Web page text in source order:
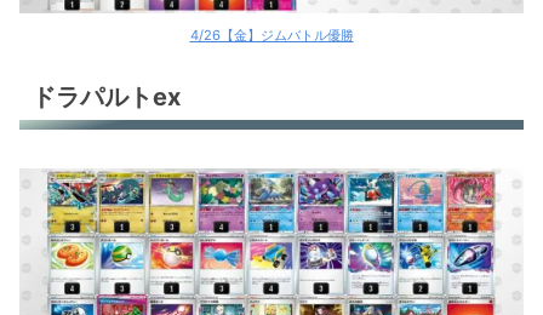
4/26【金】ジムバトル優勝
ドラパルトex